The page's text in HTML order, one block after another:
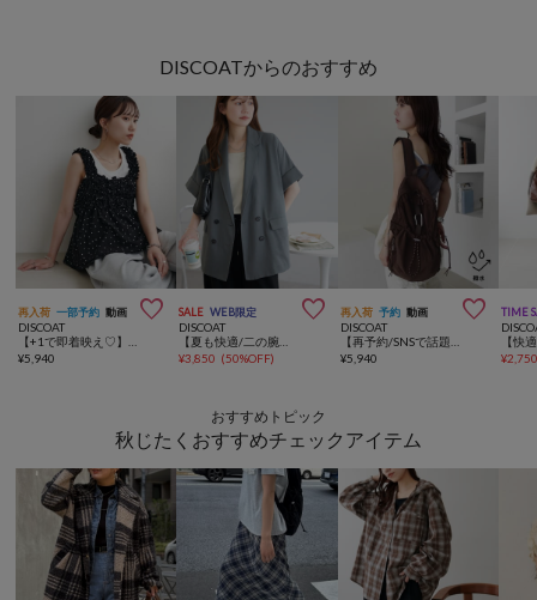
DISCOATからのおすすめ
再入荷 一部予約 動画 
DISCOAT
¥5,940
SALE WEB限定 
DISCOAT
¥3,850 (50%OFF)
再入荷 予約 動画 
DISCOAT
¥5,940
TIME
¥
おすすめトピック
秋じたくおすすめチェックアイテム